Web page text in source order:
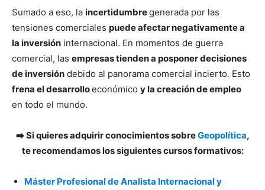
Sumado a eso, la incertidumbregenerada por las
tensiones comerciales puede afectar negativamente a
la inversión internacional. En momentos de guerra
comercial, las empresas tienden a posponer decisiones
de inversión debido al panorama comercial incierto. Esto
frena el desarrolloeconómico y la creación de empleo
en todo el mundo.
➡️ Si quieres adquirir conocimientos sobreGeopolítica,
te recomendamos los siguientes cursos formativos:
Máster Profesional de Analista Internacional y